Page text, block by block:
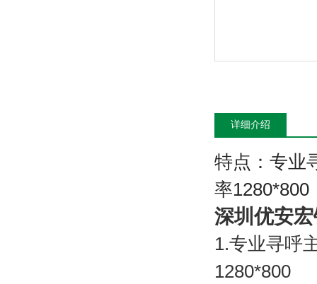
详细介绍
特点：专业
率1280*800
深圳优安
1.专业寻呼
1280*800